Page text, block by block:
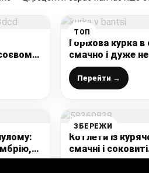
і
ТОП
Горіхова курка
смачно і дуже
подаю на будь-
Перейти →
ЗБЕРЕЖИ
Котлети із
смачні і
їсти навіть ті,